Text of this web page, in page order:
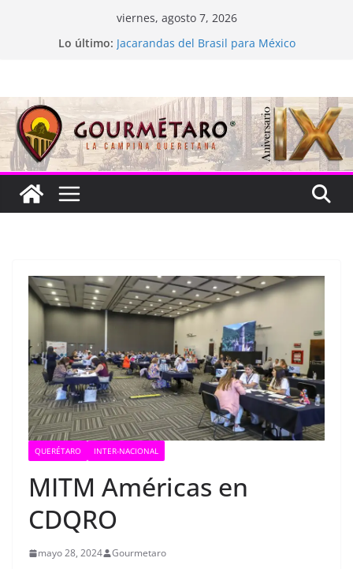
viernes, agosto 7, 2026
Lo último: La “plastinación” está de luto
Jacarandas del Brasil para México
Queretablues vuelve a latir
QUERÉTARO INTER-NACIONAL
MITM Américas en
CDQRO
mayo 28, 2024 Gourmetaro